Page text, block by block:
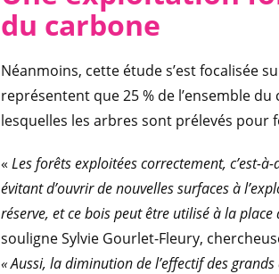
du carbone
Néanmoins, cette étude s’est focalisée
représentent que 25 % de l’ensemble
lesquelles les arbres sont prélevés
« Les forêts exploitées correctement, c’est-
évitant d’ouvrir de nouvelles surfaces à
réserve, et ce bois peut être utilisé à la
souligne Sylvie Gourlet-Fleury,
« Aussi, la diminution de l’effectif des